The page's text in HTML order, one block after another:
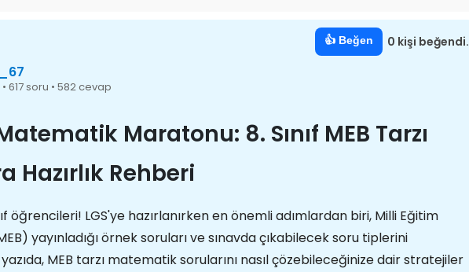
👍 Beğen 0 kişi beğendi.
617 soru • 582 cevap
Maratonu: 8. Sınıf MEB Tarzı
Hazırlık Rehberi
öğrencileri! LGS'ye hazırlanırken en önemli adımlardan biri, Milli Eğitim
yayınladığı örnek soruları ve sınavda çıkabilecek soru tiplerini
MEB tarzı matematik sorularını nasıl çözebileceğinize dair stratejiler